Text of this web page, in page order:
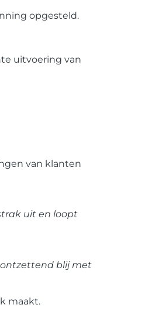
opgesteld.
uitvoering van
van klanten
uit en loopt
blij met
maakt.